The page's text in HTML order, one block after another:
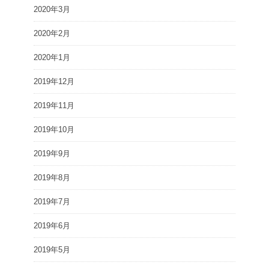
2020年3月
2020年2月
2020年1月
2019年12月
2019年11月
2019年10月
2019年9月
2019年8月
2019年7月
2019年6月
2019年5月